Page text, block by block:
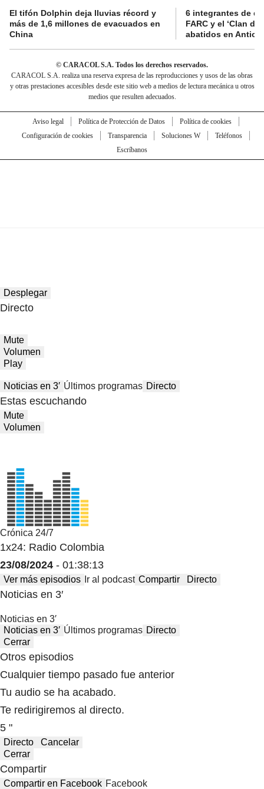
El tifón Dolphin deja lluvias récord y
más de 1,6 millones de evacuados en
China
6 integrantes de
FARC y el ‘Clan
abatidos en
© CARACOL S.A. Todos los derechos reservados.
CARACOL S.A. realiza una reserva expresa de las reproducciones y usos de las obras
y otras prestaciones accesibles desde este sitio web a medios de lectura mecánica u otros
medios que resulten adecuados.
Aviso legal Política de Protección de Datos
Política de cookies
Configuración de cookies
Transparencia Soluciones W
Teléfonos
Escríbanos
Desplegar
Directo
Mute
Volumen
Play
Noticias en 3′ Últimos programas Directo
Estas escuchando
Mute
Volumen
Crónica 24/7
1x24: Radio Colombia
23/08/2024 - 01:38:13
Ver más episodios Ir al podcast Compartir Directo
Noticias en 3′
Noticias en 3′
Noticias en 3′ Últimos programas Directo
Cerrar
Otros episodios
Cualquier tiempo pasado fue anterior
Tu audio se ha acabado.
Te redirigiremos al directo.
5 "
Directo
Cancelar
Cerrar
Compartir
Compartir en Facebook Facebook